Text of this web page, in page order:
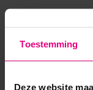
Toestemming
Deze website